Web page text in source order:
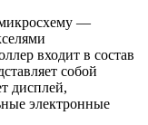
—
входит в состав
собой
дисплей,
электронные